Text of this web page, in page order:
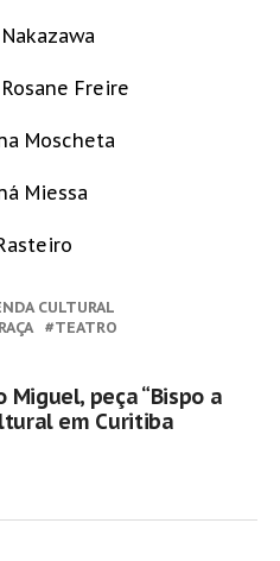
Freire
Moscheta
Miessa
CULTURAL
TEATRO
peça “Bispo a
em Curitiba